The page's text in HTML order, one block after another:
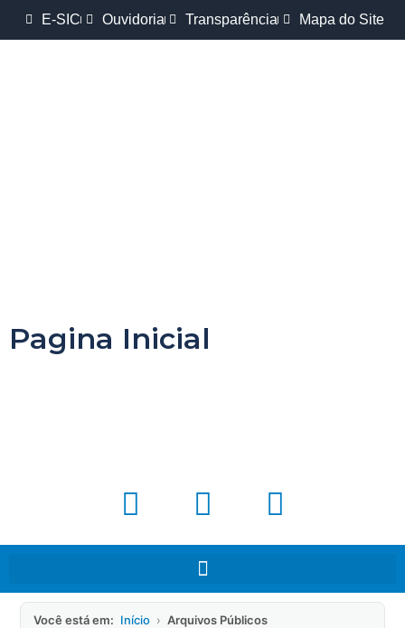
E-SIC Ouvidoria Transparência Mapa do Site
Pagina Inicial
Você está em: Início › Arquivos Públicos